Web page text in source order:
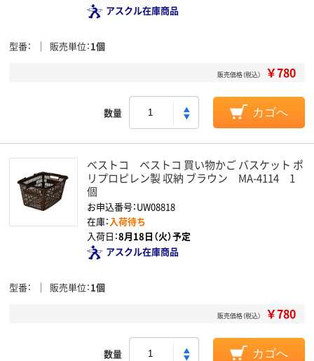
アスクル在庫商品
型番 販売単位 1個
販売価格（税込） ￥780
数量 カゴへ
ベストコ ベストコ 買い物かご バスケット ポ
リプロピレン製 収納 ブラウン MA-4114 1
個
お申込番号：UW08818
在庫：入荷待ち
入荷日：8月18日（火）予定
アスクル在庫商品
型番 販売単位 1個
販売価格（税込） ￥780
数量 カゴへ